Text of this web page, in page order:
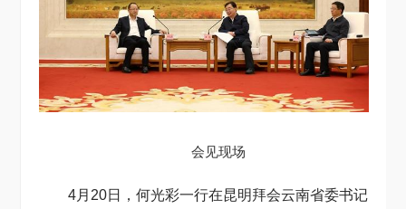
会见现场
4月20日，何光彩一行在昆明拜会云南省委书记